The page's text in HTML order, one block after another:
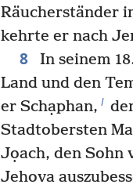
Räucherständer
kehrte er nach
8
In seinem
Land und den
er Schạphan, l
Stadtobersten
Jọach, den Sohn
Jehova